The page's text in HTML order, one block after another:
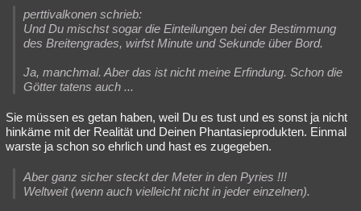
perttivalkonen schrieb:
Und Du mischst sogar die Einteilungen bei der Bestimmung
des Breitengrades, wirfst Minute und Sekunde über Bord.
Ja, manchmal. Aber das ist nicht meine Erfindung. Schon die
Götter tatens auch ...
Sie müssen es getan haben, weil Du es tust und es sonst ja nicht
hinkäme mit der Realität und Deinen Phantasieprodukten. Einmal
warste ja schon so ehrlich und hast es zugegeben.
Aber ganz sicher steckt der Meter in den Pyries !!!
Weltweit (wenn auch vielleicht nicht in jeder einzelnen).